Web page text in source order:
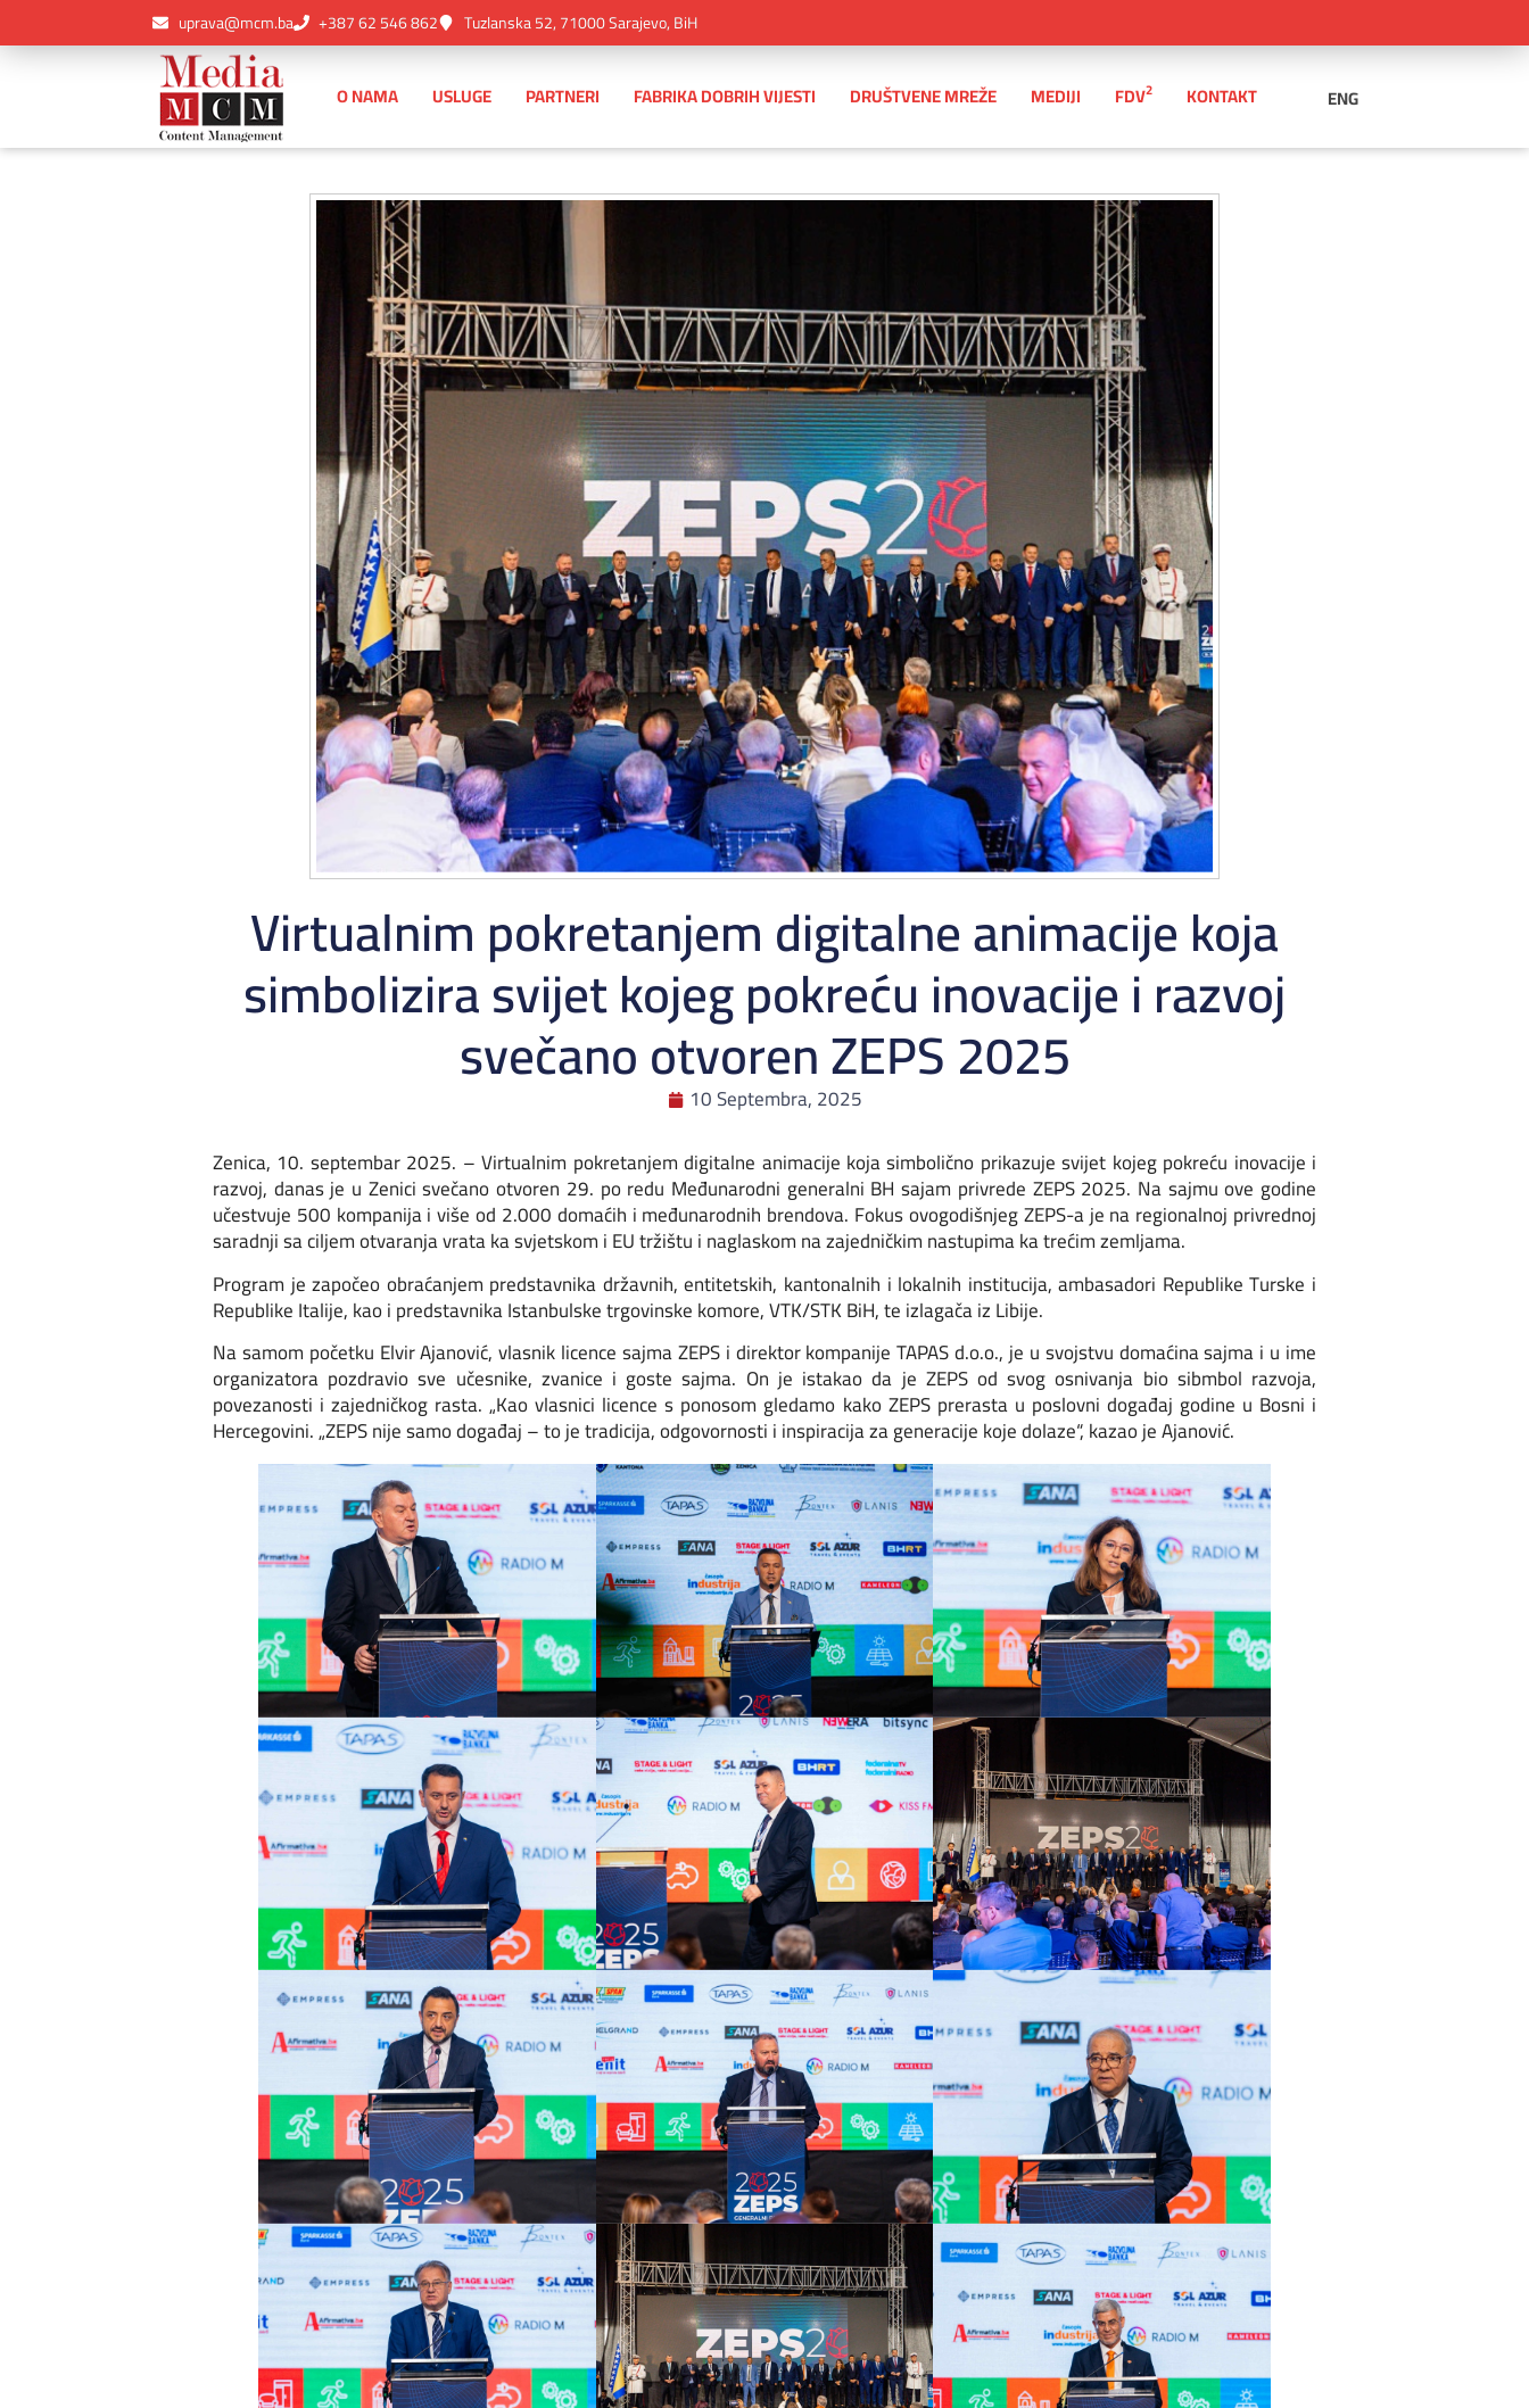
uprava@mcm.ba +387 62 546 862 Tuzlanska 52, 71000 Sarajevo, BiH
O NAMA USLUGE PARTNERI FABRIKA DOBRIH VIJESTI DRUŠTVENE MREŽE MEDIJI FDV2 KONTAKT ENG
Virtualnim pokretanjem digitalne animacije koja
simbolizira svijet kojeg pokreću inovacije i razvoj
svečano otvoren ZEPS 2025
10 Septembra, 2025
Zenica, 10. septembar 2025. – Virtualnim pokretanjem digitalne animacije koja simbolično prikazuje svijet kojeg pokreću inovacije i
razvoj, danas je u Zenici svečano otvoren 29. po redu Međunarodni generalni BH sajam privrede ZEPS 2025. Na sajmu ove godine
učestvuje 500 kompanija i više od 2.000 domaćih i međunarodnih brendova. Fokus ovogodišnjeg ZEPS-a je na regionalnoj privrednoj
saradnji sa ciljem otvaranja vrata ka svjetskom i EU tržištu i naglaskom na zajedničkim nastupima ka trećim zemljama.
Program je započeo obraćanjem predstavnika državnih, entitetskih, kantonalnih i lokalnih institucija, ambasadori Republike Turske i
Republike Italije, kao i predstavnika Istanbulske trgovinske komore, VTK/STK BiH, te izlagača iz Libije.
Na samom početku Elvir Ajanović, vlasnik licence sajma ZEPS i direktor kompanije TAPAS d.o.o., je u svojstvu domaćina sajma i u ime
organizatora pozdravio sve učesnike, zvanice i goste sajma. On je istakao da je ZEPS od svog osnivanja bio sibmbol razvoja,
povezanosti i zajedničkog rasta. „Kao vlasnici licence s ponosom gledamo kako ZEPS prerasta u poslovni događaj godine u Bosni i
Hercegovini. „ZEPS nije samo događaj – to je tradicija, odgovornosti i inspiracija za generacije koje dolaze“, kazao je Ajanović.